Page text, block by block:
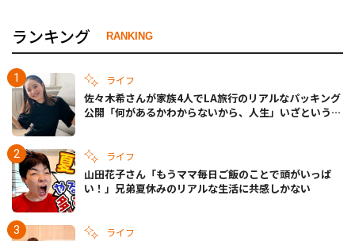
ランキング RANKING
ライフ
佐々木希さんが家族4人でLA旅行のリアルなパッキング
公開「何があるかわからないから、人生」いざというと
ライフ
山田花子さん「もうママ毎日ご飯のことで頭がいっぱ
い！」兄弟夏休みのリアルな生活に共感しかない
ライフ